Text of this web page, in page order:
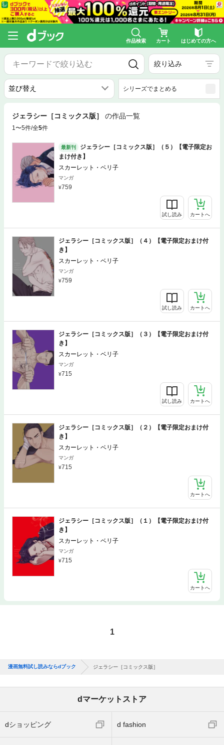
作品検索 カート はじめての方へ
絞り込み
シリーズでまとめる
ジェラシー［コミックス版］ の作品一覧
1〜5件/全5件
最新刊
ジェラシー［コミックス版］（５）【電子限定お
まけ付き】
スカーレット・ベリ子
マンガ
759
試し読み カートへ
ジェラシー［コミックス版］（４）【電子限定おまけ付
き】
スカーレット・ベリ子
マンガ
759
試し読み カートへ
ジェラシー［コミックス版］（３）【電子限定おまけ付
き】
スカーレット・ベリ子
マンガ
715
試し読み カートへ
ジェラシー［コミックス版］（２）【電子限定おまけ付
き】
スカーレット・ベリ子
マンガ
715
カートへ
ジェラシー［コミックス版］（１）【電子限定おまけ付
き】
スカーレット・ベリ子
マンガ
715
カートへ
1
漫画無料試し読みならdブック ジェラシー［コミックス版］
dマーケットストア
dショッピング d fashion